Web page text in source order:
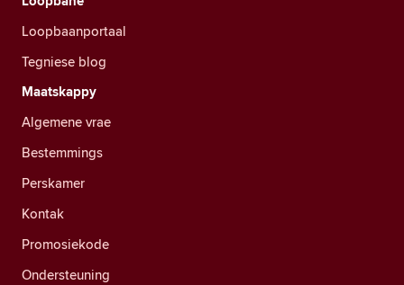
Loopbaanportaal
Tegniese blog
Maatskappy
Algemene vrae
Bestemmings
Perskamer
Kontak
Promosiekode
Ondersteuning